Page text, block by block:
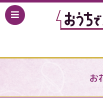
お